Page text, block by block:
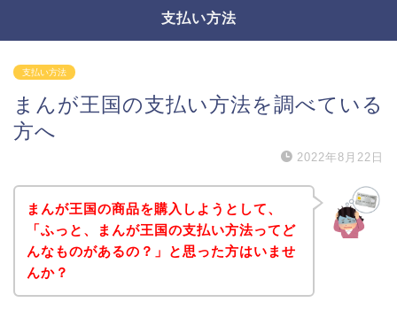
支払い方法
支払い方法
まんが王国の支払い方法を調べている
方へ
2022年8月22日
まんが王国の商品を購入しようとして、
「ふっと、まんが王国の支払い方法ってど
んなものがあるの？」と思った方はいませ
んか？